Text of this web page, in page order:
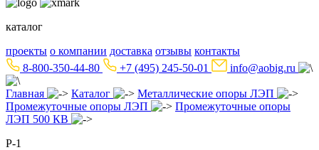
каталог
проекты о компании доставка отзывы контакты
8-800-350-44-80
+7 (495) 245-50-01 info@aobig.ru
Главная Каталог
Металлические опоры ЛЭП
Промежуточные опоры ЛЭП
Промежуточные опоры
ЛЭП 500 КВ
Р-1